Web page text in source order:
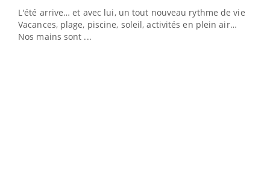
L'été arrive… et avec lui, un tout nouveau rythme de vie !
Vacances, plage, piscine, soleil, activités en plein air…
Nos mains sont ...